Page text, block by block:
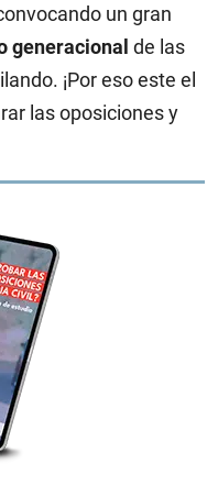
un gran
generacional de las
¡Por eso este el
las oposiciones y